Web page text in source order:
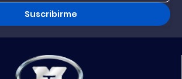
Suscribirme